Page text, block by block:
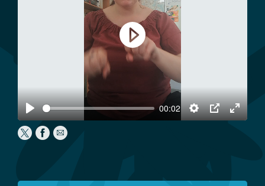
Play
00:02
Settings
PIP
Enter
Play